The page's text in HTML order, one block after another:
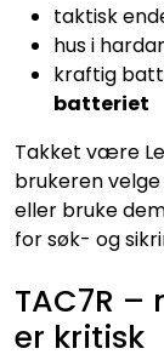
taktisk
hus i
kraftig
batteriet
Takket være
brukeren
eller bruke
for søk- og
TAC7R
er kritisk